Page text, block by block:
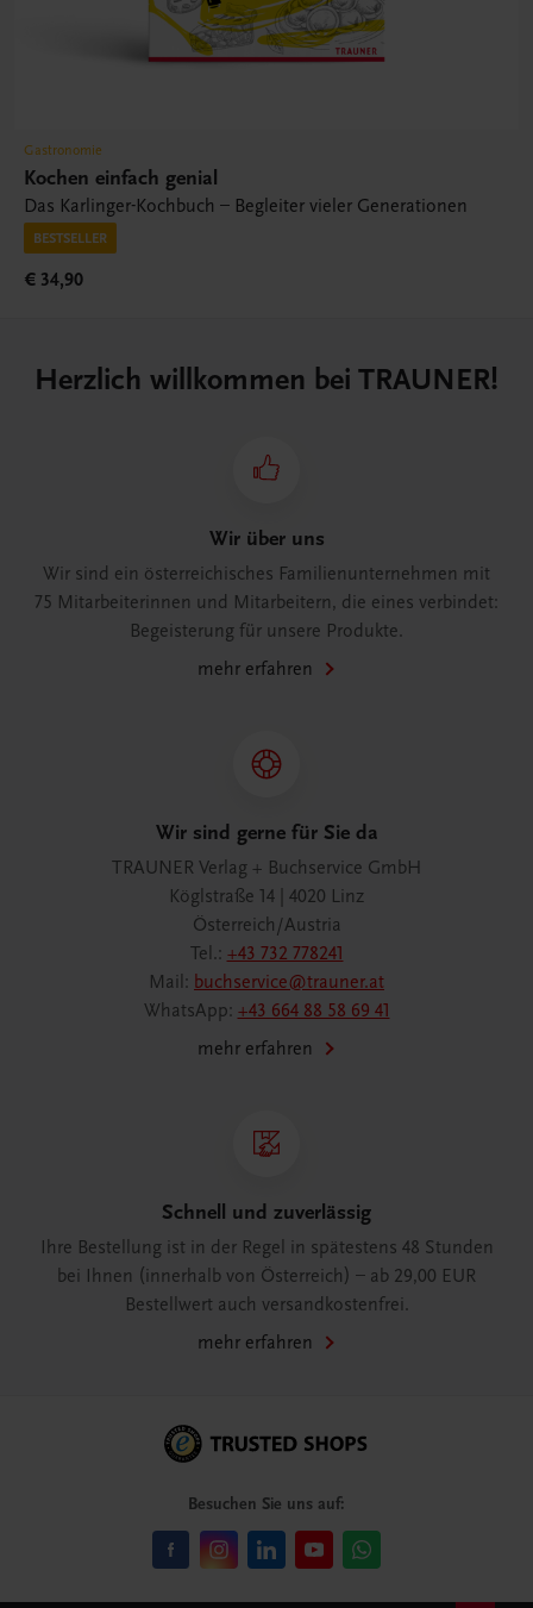
Gastronomie
Kochen einfach genial
Das Karlinger-Kochbuch – Begleiter vieler Generationen
BESTSELLER
€ 34,90
Herzlich willkommen bei TRAUNER!
Wir über uns
Wir sind ein österreichisches Familienunternehmen mit
75 Mitarbeiterinnen und Mitarbeitern, die eines verbindet:
Begeisterung für unsere Produkte.
mehr erfahren
Wir sind gerne für Sie da
TRAUNER Verlag + Buchservice GmbH
Köglstraße 14 | 4020 Linz
Österreich/Austria
Tel.: +43 732 778241
Mail: buchservice@trauner.at
WhatsApp: +43 664 88 58 69 41
mehr erfahren
Schnell und zuverlässig
Ihre Bestellung ist in der Regel in spätestens 48 Stunden
bei Ihnen (innerhalb von Österreich) – ab 29,00 EUR
Bestellwert auch versandkostenfrei.
mehr erfahren
Besuchen Sie uns auf: